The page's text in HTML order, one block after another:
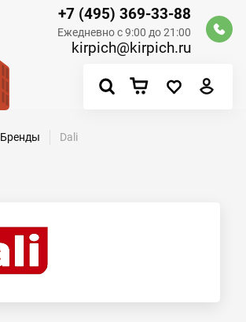
+7 (495) 369-33-88
Ежедневно с 9:00 до 21:00
kirpich@kirpich.ru
Бренды Dali